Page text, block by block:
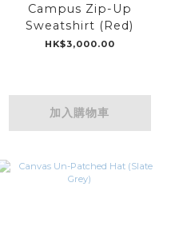
Campus Zip-Up
Sweatshirt (Red)
HK$3,000.00
加入購物車